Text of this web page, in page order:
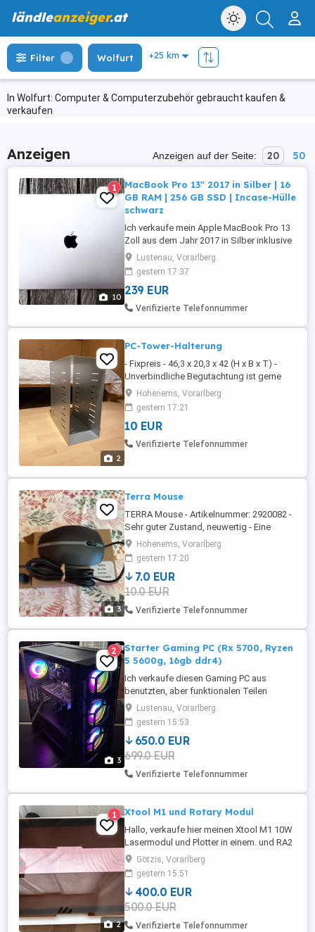
ländleanzeiger.at
In Wolfurt: Computer & Computerzubehör gebraucht kaufen &
verkaufen
Filter Wolfurt
Anzeigen Anzeigen auf der Seite: 20 50
10
1
MacBook Pro 13" 2017 in Silber | 16
GB RAM | 256 GB SSD | Incase-Hülle
schwarz
Ich verkaufe mein Apple MacBook Pro 13
Zoll aus dem Jahr 2017 in Silber inklusive
schwarzer Incase-Schutzhülle und
originalem Apple USB-C-Ladekabel mit 2
Metern Länge. Das MacBook ist technisch
voll funktionsfähig und befindet sich
optisch in einem sehr guten Zustand mit
Lustenau, Vorarlberg
gestern 17:37
239 EUR
Verifizierte Telefonnummer
2
PC-Tower-Halterung
- Fixpreis - 46,3 x 20,3 x 42 (H x B x T) -
Unverbindliche Begutachtung ist gerne
möglich nach Terminvereinbarung - Kein
Versand
Hohenems, Vorarlberg
gestern 17:21
10 EUR
Verifizierte Telefonnummer
3
Terra Mouse
TERRA Mouse - Artikelnummer: 2920082 -
Sehr guter Zustand, neuwertig - Eine
unverbindliche Begutachtung ist gerne
möglich per Teminvereinbarung - Kein
Versand; Selbstabholung; ausschließlich
Barzahlung;
Hohenems, Vorarlberg
gestern 17:20
7.0 EUR
10.0 EUR
Verifizierte Telefonnummer
3
2
Starter Gaming PC (Rx 5700, Ryzen
5 5600g, 16gb ddr4)
Ich verkaufe diesen Gaming PC aus
benutzten, aber funktionalen Teilen
(Windows 11 ist vorinstalliert). FPS:
Fortnite: 200-250 Forza Horizon: 100-120
Counter Strike 2: 250-275 Marvel Rivals 50-
70 Komponenten: Rx 5700 8gb Ryzen 5
5600g 16gb ddr4 RAM 550 Watt Netzteil
256gb m.2 ssd Kolink Observatory ...
Lustenau, Vorarlberg
gestern 15:53
650.0 EUR
699.0 EUR
Verifizierte Telefonnummer
2
1 Xtool M1 und Rotary Modul
Hallo, verkaufe hier meinen Xtool M1 10W
Lasermodul und Plotter in einem. und RA2
PRO Rotary Modul. 305mm - 254 mm. Sehr
wenig benutzt und in einem sehr guten
Zustand, funktioniert einwandfrei. Sehr
viel Zubehör dabei für Lasern und auch
Folien für Plottern. Keine Garantie oder
Gewährleistung! Pr ...
Götzis, Vorarlberg
gestern 15:51
400.0 EUR
500.0 EUR
Verifizierte Telefonnummer